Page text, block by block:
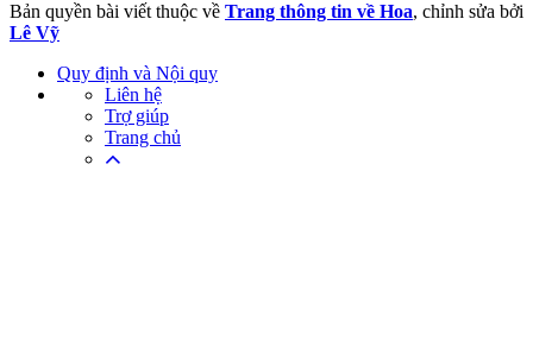
Bản quyền bài viết thuộc về Trang thông tin về Hoa, chỉnh sửa bởi
Lê Vỹ
Quy định và Nội quy
Liên hệ
Trợ giúp
Trang chủ